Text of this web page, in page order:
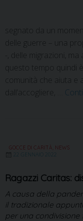
segnato da un
delle guerre – una
-, delle migrazioni,
questo tempo quindi
comunità che aiuta e
dall’accogliere, …
GOCCE DI CARITÀ NEWS
22 GENNAIO 2022
Ragazzi Caritas:
A causa della
il tradizionale
per una condivisione